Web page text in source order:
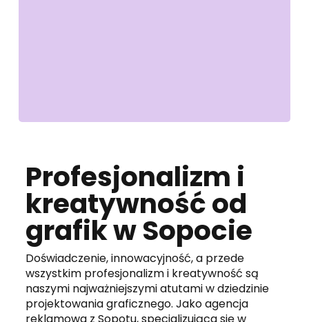
Profesjonalizm i
kreatywność od
grafik w Sopocie
Doświadczenie, innowacyjność, a przede
wszystkim profesjonalizm i kreatywność są
naszymi najważniejszymi atutami w dziedzinie
projektowania graficznego. Jako agencja